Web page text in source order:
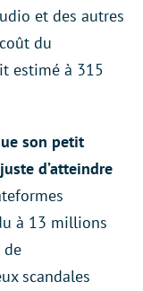
et des autres
du
estimé à 315
son petit
d’atteindre
à 13 millions
de
scandales